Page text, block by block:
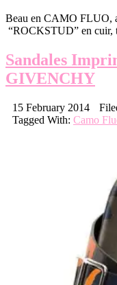
Beau en CAMO FLUO,
“ROCKSTUD” en
Sandales
GIVENCHY
15 February 2014
Tagged With: Camo